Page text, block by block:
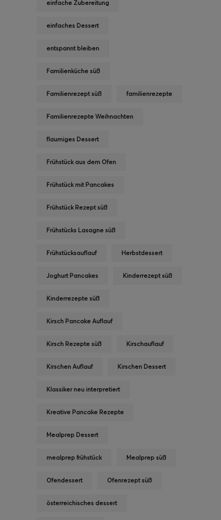
einfache Zubereitung
einfaches Dessert
entspannt bleiben
Familienküche süß
Familienrezept süß familienrezepte
Familienrezepte Weihnachten
flaumiges Dessert
Frühstück aus dem Ofen
Frühstück mit Pancakes
Frühstück Rezept süß
Frühstücks Lasagne süß
Frühstücksauflauf Herbstdessert
Joghurt Pancakes Kinderrezept süß
Kinderrezepte süß
Kirsch Pancake Auflauf
Kirsch Rezepte süß Kirschauflauf
Kirschen Auflauf Kirschen Dessert
Klassiker neu interpretiert
Kreative Pancake Rezepte
Mealprep Dessert
mealprep frühstück Mealprep süß
Ofendessert Ofenrezept süß
österreichisches dessert